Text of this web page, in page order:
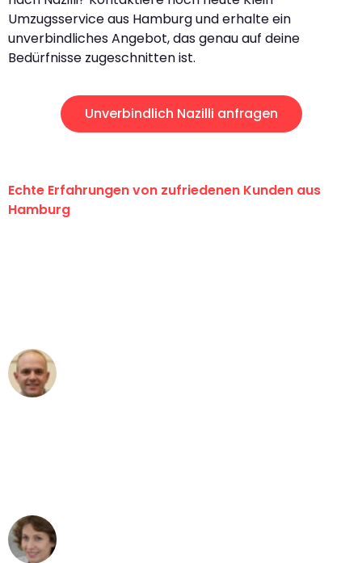
Umzugsservice aus Hamburg und erhalte ein
unverbindliches Angebot, das genau auf deine
Bedürfnisse zugeschnitten ist.
Unverbindlich Nazilli anfragen
Echte Erfahrungen von zufriedenen Kunden aus
Hamburg